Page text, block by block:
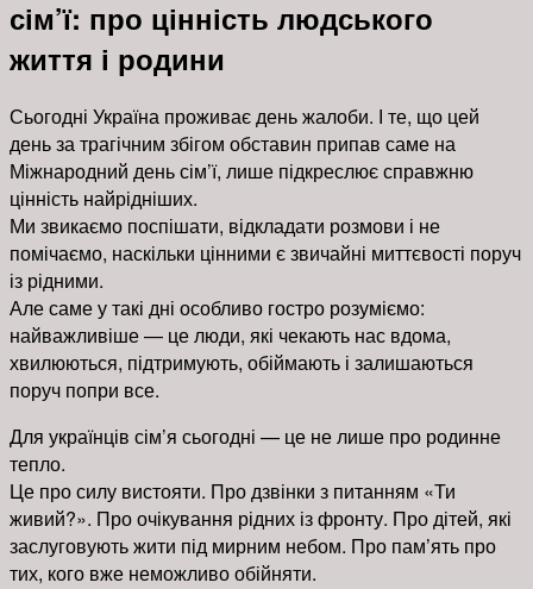
сім’ї: про цінність людського
життя і родини
Сьогодні Україна проживає день жалоби. І те, що цей
день за трагічним збігом обставин припав саме на
Міжнародний день сім’ї, лише підкреслює справжню
цінність найрідніших.
Ми звикаємо поспішати, відкладати розмови і не
помічаємо, наскільки цінними є звичайні миттєвості поруч
із рідними.
Але саме у такі дні особливо гостро розуміємо:
найважливіше — це люди, які чекають нас вдома,
хвилюються, підтримують, обіймають і залишаються
поруч попри все.
Для українців сім’я сьогодні — це не лише про родинне
тепло.
Це про силу вистояти. Про дзвінки з питанням «Ти
живий?». Про очікування рідних із фронту. Про дітей, які
заслуговують жити під мирним небом. Про пам’ять про
тих, кого вже неможливо обійняти.